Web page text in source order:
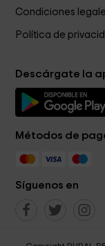
Condiciones
Política de
Descárgate la
Métodos de
Síguenos en